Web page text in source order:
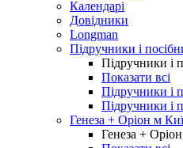
Календарі
Довідники
Longman
Підручники і
Підручники і
Показати всі
Підручники і
Підручники і
Генеза + Оріон м
Генеза +